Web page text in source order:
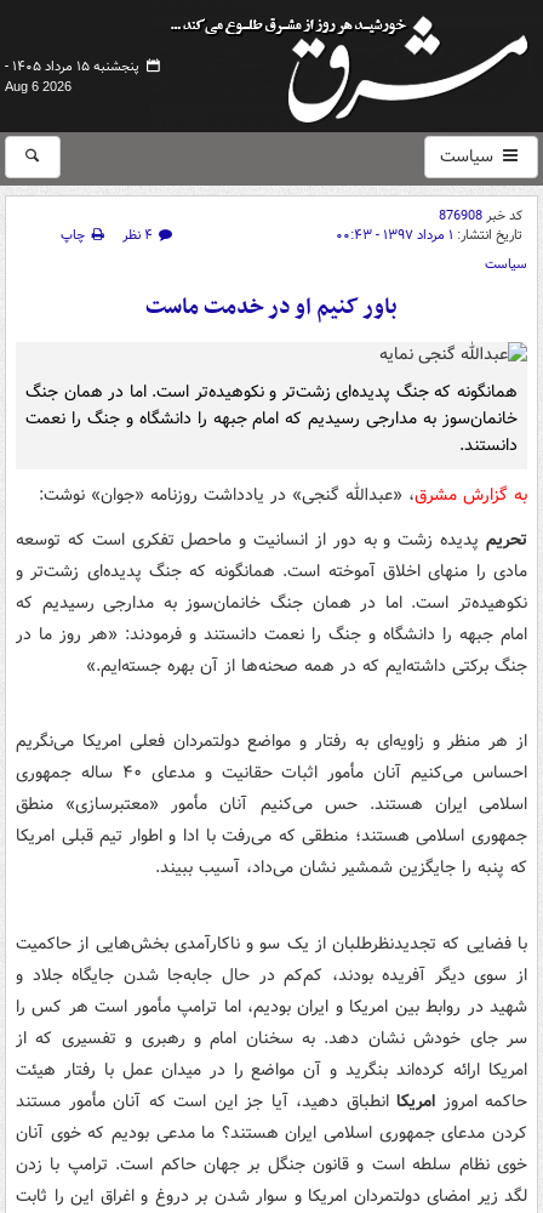
پنجشنبه ۱۵ مرداد ۱۴۰۵ -
Aug 6 2026
سیاست
کد خبر876908
تاریخ انتشار: ۱ مرداد ۱۳۹۷ - ۰۰:۴۳ ۴ نظر
چاپ
سیاست
باور کنیم او در خدمت ماست
همانگونه که جنگ پدیده‌ای زشت‌تر و نکوهیده‌تر است. اما در همان جنگ
خانمان‌سوز به مدارجی رسیدیم که امام جبهه را دانشگاه و جنگ را نعمت
دانستند.
به گزارش مشرق، «عبدالله گنجی» در یادداشت روزنامه «جوان» نوشت:
تحریم پدیده زشت و به دور از انسانیت و ماحصل تفکری است که توسعه
مادی را منهای اخلاق آموخته است. همانگونه که جنگ پدیده‌ای زشت‌تر و
نکوهیده‌تر است. اما در همان جنگ خانمان‌سوز به مدارجی رسیدیم که
امام جبهه را دانشگاه و جنگ را نعمت دانستند و فرمودند: «هر روز ما در
جنگ برکتی داشته‌ایم که در همه صحنه‌ها از آن بهره جسته‌ایم.»
از هر منظر و زاویه‌ای به رفتار و مواضع دولتمردان فعلی امریکا می‌نگریم
احساس می‌کنیم آنان مأمور اثبات حقانیت و مدعای ۴۰ ساله جمهوری
اسلامی ایران هستند. حس می‌کنیم آنان مأمور «معتبرسازی» منطق
جمهوری اسلامی هستند؛ منطقی که می‌رفت با ادا و اطوار تیم قبلی امریکا
که پنبه را جایگزین شمشیر نشان می‌داد، آسیب ببیند.
با فضایی که تجدیدنظرطلبان از یک سو و ناکارآمدی بخش‌هایی از حاکمیت
از سوی دیگر آفریده بودند، کم‌کم در حال جابه‌جا شدن جایگاه جلاد و
شهید در روابط بین امریکا و ایران بودیم، اما ترامپ مأمور است هر کس را
سر جای خودش نشان دهد. به سخنان امام و رهبری و تفسیری که از
امریکا ارائه کرده‌اند بنگرید و آن مواضع را در میدان عمل با رفتار هیئت
حاکمه امروز امریکاانطباق دهید، آیا جز این است که آنان مأمور مستند
کردن مدعای جمهوری اسلامی ایران هستند؟ ما مدعی بودیم که خوی آنان
خوی نظام سلطه است و قانون جنگل بر جهان حاکم است. ترامپ با زدن
لگد زیر امضای دولتمردان امریکا و سوار شدن بر دروغ و اغراق این را ثابت